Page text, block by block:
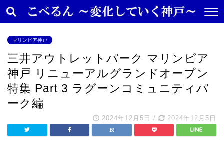
マリンピア神戸
三井アウトレットパーク マリンピア
神戸 リニューアルグランドオープン
特集 Part 3 ラグーンコミュニティパ
ーク編
2024年12月5日 / 2024年12月5日